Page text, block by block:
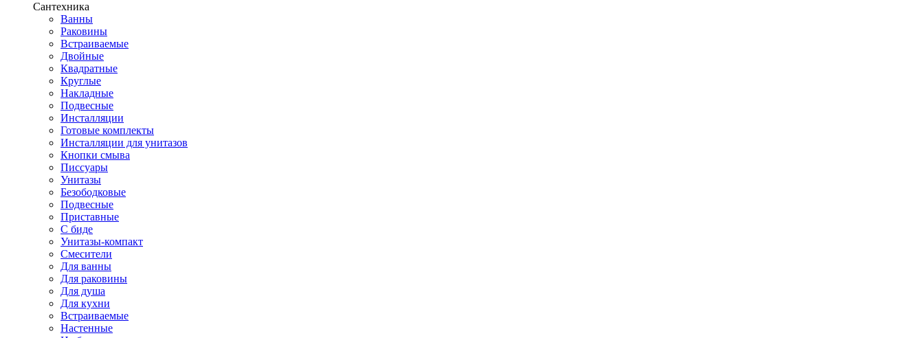
Сантехника
Ванны
Раковины
Встраиваемые
Двойные
Квадратные
Круглые
Накладные
Подвесные
Инсталляции
Готовые комплекты
Инсталляции для унитазов
Кнопки смыва
Писсуары
Унитазы
Безободковые
Подвесные
Приставные
С биде
Унитазы-компакт
Смесители
Для ванны
Для раковины
Для душа
Для кухни
Встраиваемые
Настенные